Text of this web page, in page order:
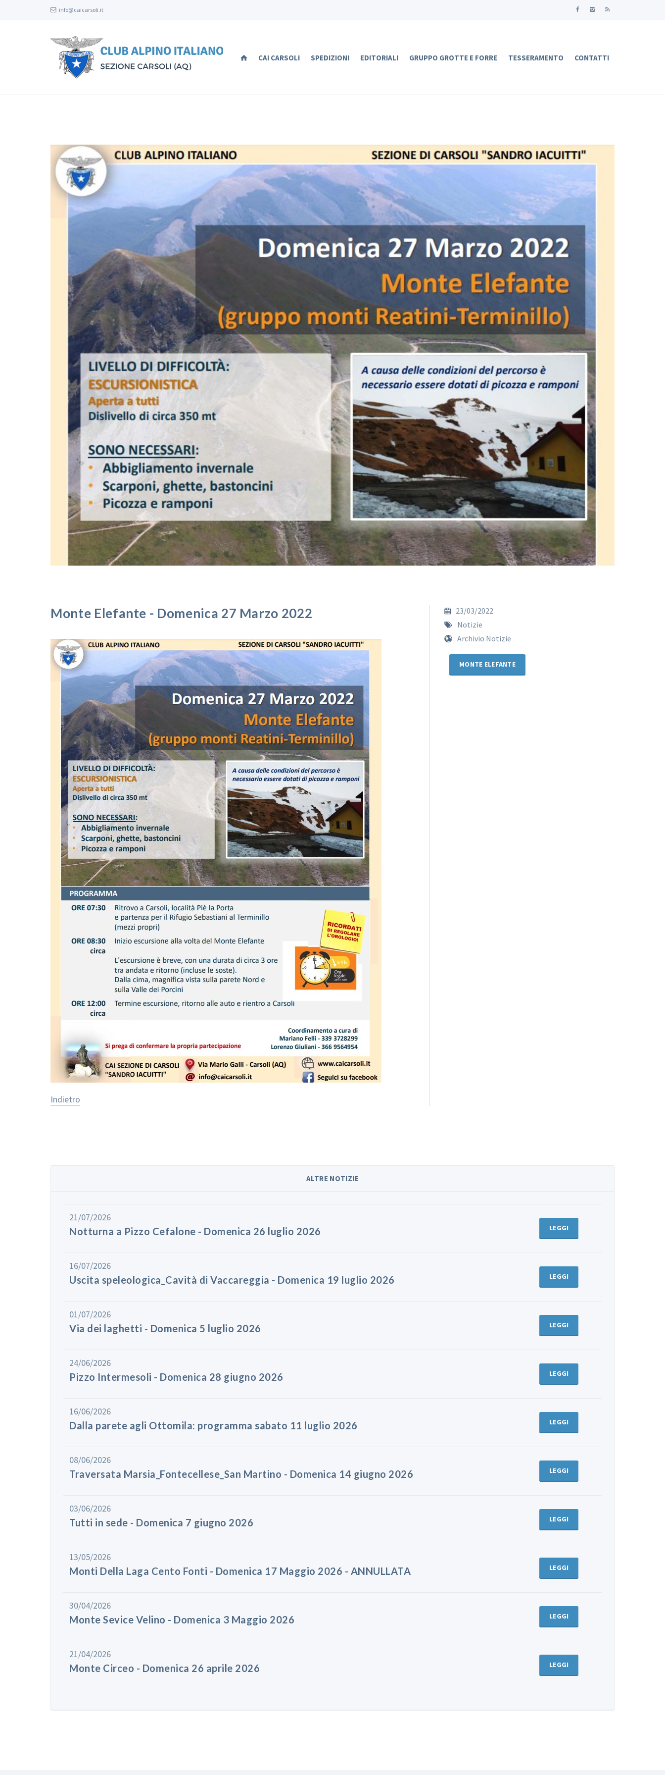
info@caicarsoli.it
CAI CARSOLI SPEDIZIONI EDITORIALI GRUPPO GROTTE E FORRE TESSERAMENTO CONTATTI
Monte Elefante - Domenica 27 Marzo 2022
Indietro
23/03/2022
Notizie
Archivio Notizie
MONTE ELEFANTE
ALTRE NOTIZIE
21/07/2026
Notturna a Pizzo Cefalone - Domenica 26 luglio 2026 LEGGI
16/07/2026
Uscita speleologica_Cavità di Vaccareggia - Domenica 19 luglio 2026 LEGGI
01/07/2026
Via dei laghetti - Domenica 5 luglio 2026 LEGGI
24/06/2026
Pizzo Intermesoli - Domenica 28 giugno 2026 LEGGI
16/06/2026
Dalla parete agli Ottomila: programma sabato 11 luglio 2026 LEGGI
08/06/2026
Traversata Marsia_Fontecellese_San Martino - Domenica 14 giugno 2026 LEGGI
03/06/2026
Tutti in sede - Domenica 7 giugno 2026 LEGGI
13/05/2026
Monti Della Laga Cento Fonti - Domenica 17 Maggio 2026 - ANNULLATA LEGGI
30/04/2026
Monte Sevice Velino - Domenica 3 Maggio 2026 LEGGI
21/04/2026
Monte Circeo - Domenica 26 aprile 2026 LEGGI